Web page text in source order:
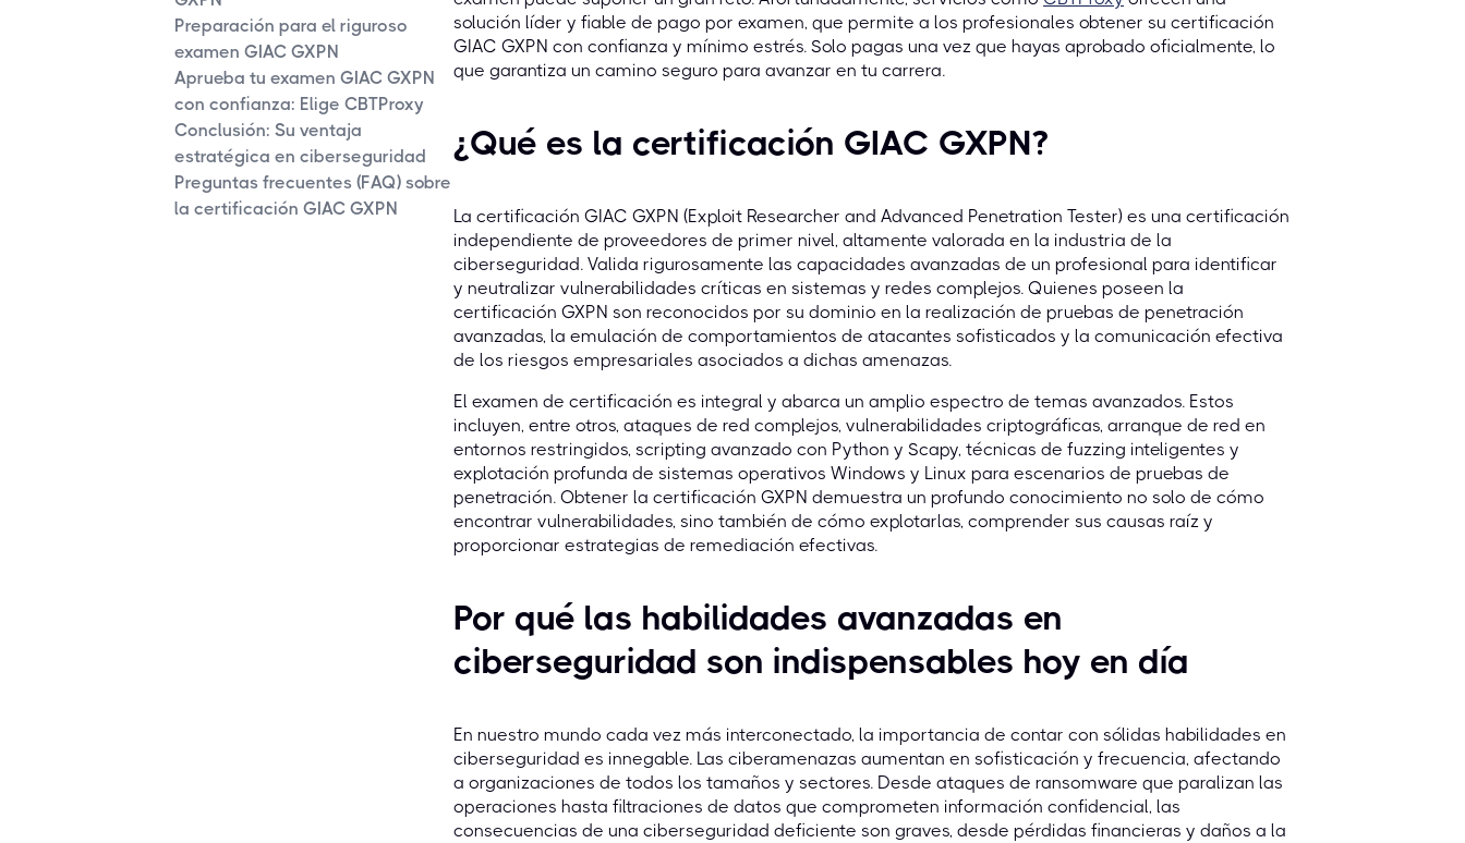
Preparación para el riguroso
examen GIAC GXPN
Aprueba tu examen GIAC GXPN
con confianza: Elige CBTProxy
Conclusión: Su ventaja
estratégica en ciberseguridad
Preguntas frecuentes (FAQ) sobre
la certificación GIAC GXPN
solución líder y fiable de pago por examen, que permite a los profesionales obtener su certificación
GIAC GXPN con confianza y mínimo estrés. Solo pagas una vez que hayas aprobado oficialmente, lo
que garantiza un camino seguro para avanzar en tu carrera.
¿Qué es la certificación GIAC GXPN?
La certificación GIAC GXPN (Exploit Researcher and Advanced Penetration Tester) es una certificación
independiente de proveedores de primer nivel, altamente valorada en la industria de la
ciberseguridad. Valida rigurosamente las capacidades avanzadas de un profesional para identificar
y neutralizar vulnerabilidades críticas en sistemas y redes complejos. Quienes poseen la
certificación GXPN son reconocidos por su dominio en la realización de pruebas de penetración
avanzadas, la emulación de comportamientos de atacantes sofisticados y la comunicación efectiva
de los riesgos empresariales asociados a dichas amenazas.
El examen de certificación es integral y abarca un amplio espectro de temas avanzados. Estos
incluyen, entre otros, ataques de red complejos, vulnerabilidades criptográficas, arranque de red en
entornos restringidos, scripting avanzado con Python y Scapy, técnicas de fuzzing inteligentes y
explotación profunda de sistemas operativos Windows y Linux para escenarios de pruebas de
penetración. Obtener la certificación GXPN demuestra un profundo conocimiento no solo de cómo
encontrar vulnerabilidades, sino también de cómo explotarlas, comprender sus causas raíz y
proporcionar estrategias de remediación efectivas.
Por qué las habilidades avanzadas en
ciberseguridad son indispensables hoy en día
En nuestro mundo cada vez más interconectado, la importancia de contar con sólidas habilidades en
ciberseguridad es innegable. Las ciberamenazas aumentan en sofisticación y frecuencia, afectando
a organizaciones de todos los tamaños y sectores. Desde ataques de ransomware que paralizan las
operaciones hasta filtraciones de datos que comprometen información confidencial, las
consecuencias de una ciberseguridad deficiente son graves, desde pérdidas financieras y daños a la